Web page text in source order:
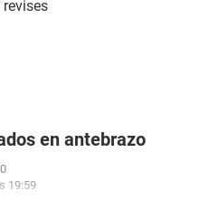
en antebrazo
19:59